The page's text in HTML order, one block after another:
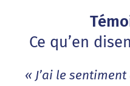
Ce qu’en
« J’ai le